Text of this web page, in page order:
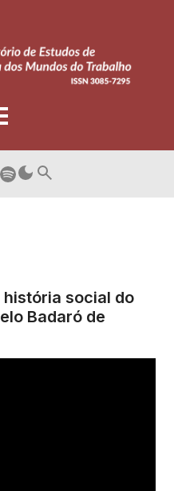
história social do
Badaró de